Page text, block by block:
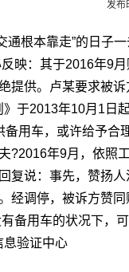
发布
通根本靠走”的日子
映：其于2016年9
提供。卢某要求被
于2013年10月1
用车，或许给予
?2016年9月，依照
复说：事先，赞扬
调停，被诉方赞
备用车的状况下，
息验证中心